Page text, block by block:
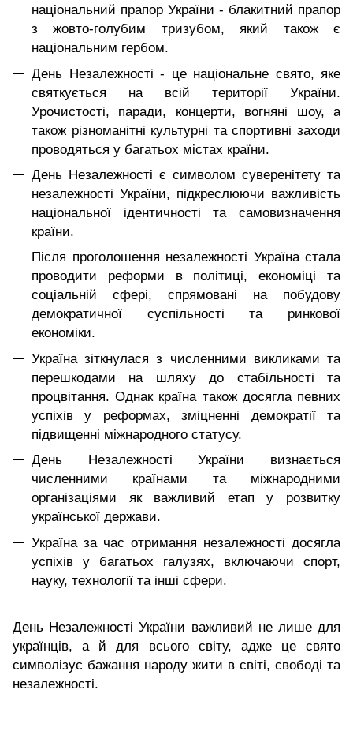
національний прапор України - блакитний прапор
з жовто-голубим тризубом, який також є
національним гербом.
День Незалежності - це національне свято, яке
святкується на всій території України.
Урочистості, паради, концерти, вогняні шоу, а
також різноманітні культурні та спортивні заходи
проводяться у багатьох містах країни.
День Незалежності є символом суверенітету та
незалежності України, підкреслюючи важливість
національної ідентичності та самовизначення
країни.
Після проголошення незалежності Україна стала
проводити реформи в політиці, економіці та
соціальній сфері, спрямовані на побудову
демократичної суспільності та ринкової
економіки.
Україна зіткнулася з численними викликами та
перешкодами на шляху до стабільності та
процвітання. Однак країна також досягла певних
успіхів у реформах, зміцненні демократії та
підвищенні міжнародного статусу.
День Незалежності України визнається
численними країнами та міжнародними
організаціями як важливий етап у розвитку
української держави.
Україна за час отримання незалежності досягла
успіхів у багатьох галузях, включаючи спорт,
науку, технології та інші сфери.
День Незалежності України важливий не лише для
українців, а й для всього світу, адже це свято
символізує бажання народу жити в світі, свободі та
незалежності.